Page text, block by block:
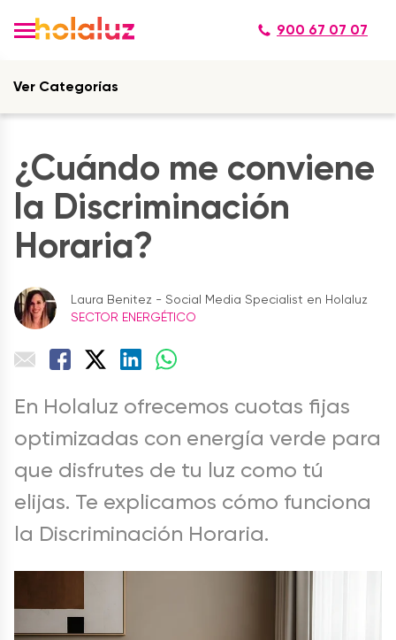
900 67 07 07
Ver Categorías
¿Cuándo me conviene
la Discriminación
Horaria?
Laura Benitez - Social Media Specialist en Holaluz
SECTOR ENERGÉTICO
En Holaluz ofrecemos cuotas fijas
optimizadas con energía verde para
que disfrutes de tu luz como tú
elijas. Te explicamos cómo funciona
la Discriminación Horaria.